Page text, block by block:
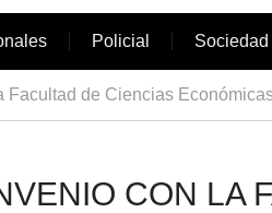
Policial Sociedad
Facultad de Ciencias
CON LA